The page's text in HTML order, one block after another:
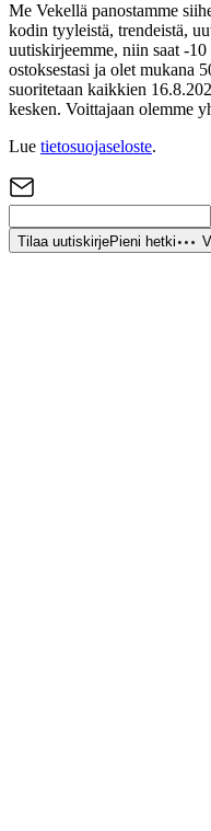
Me Vekellä panostamme
kodin tyyleistä, trendeistä,
uutiskirjeemme, niin saat -
ostoksestasi ja olet mukana
suoritetaan kaikkien
kesken. Voittajaan olemme
Lue tietosuojaseloste.
Tilaa uutiskirjePieni hetki